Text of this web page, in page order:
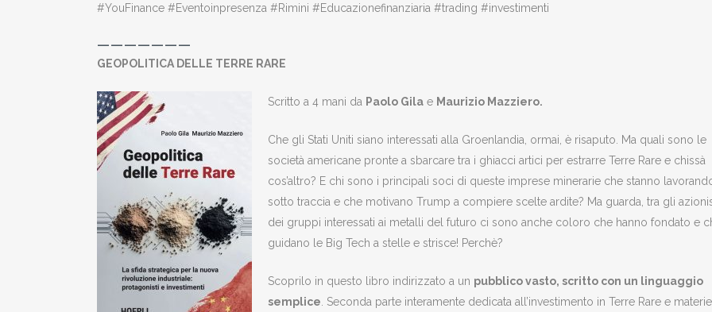
#YouFinance #Eventoinpresenza #Rimini #Educazionefinanziaria #trading #investimenti
———————
GEOPOLITICA DELLE TERRE RARE
Scritto a 4 mani da Paolo Gila e Maurizio Mazziero.
Che gli Stati Uniti siano interessati alla Groenlandia, ormai, è risaputo. Ma quali sono le
società americane pronte a sbarcare tra i ghiacci artici per estrarre Terre Rare e chissà
cos’altro? E chi sono i principali soci di queste imprese minerarie che stanno
sotto traccia e che motivano Trump a compiere scelte ardite? Ma guarda, tra gli
dei gruppi interessati ai metalli del futuro ci sono anche coloro che hanno fondato e
guidano le Big Tech a stelle e strisce! Perchè?
Scoprilo in questo libro indirizzato a un pubblico vasto, scritto con un linguaggio
semplice . Seconda parte interamente dedicata all’investimento in Terre Rare e materie